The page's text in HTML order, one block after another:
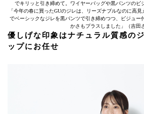
でキリッと引き締めて。ワイヤーバッグや黒パンツのビ
「今年の春に買ったGUのジレは、リーズナブルなのに高
でベーシックなジレを黒パンツで引き締めつつ、ビジュー
かさもプラスしました」（吉田
優しげな印象はナチュラル質感の
ップにお任せ